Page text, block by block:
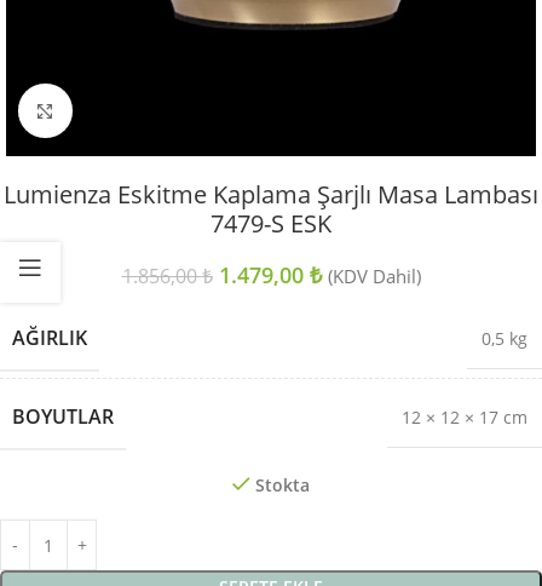
Büyütmek için tıklayın
Lumienza Eskitme Kaplama Şarjlı Masa Lambası
7479-S ESK
1.856,00₺ 1.479,00 ₺ (KDV Dahil)
AĞIRLIK 0,5 kg
BOYUTLAR 12 × 12 × 17 cm
Stokta